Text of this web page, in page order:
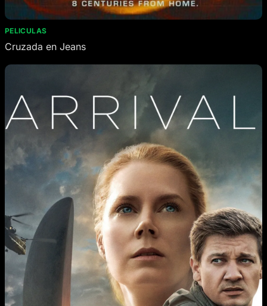
PELICULAS
Cruzada en Jeans